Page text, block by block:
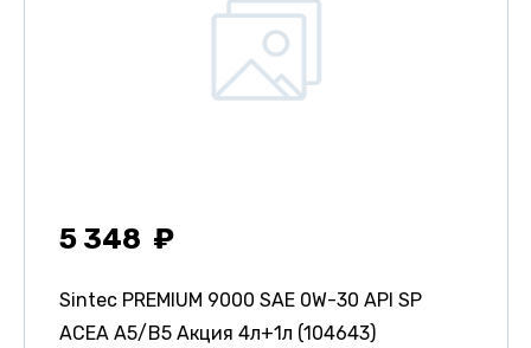
5 348
Sintec PREMIUM 9000 SAE 0W-30 API SP
ACEA A5/B5 Акция 4л+1л (104643)